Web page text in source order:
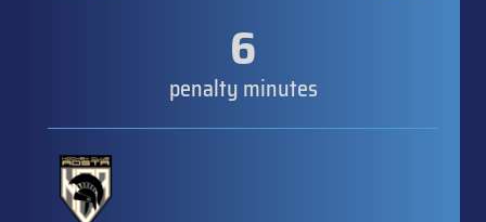
6
penalty minutes